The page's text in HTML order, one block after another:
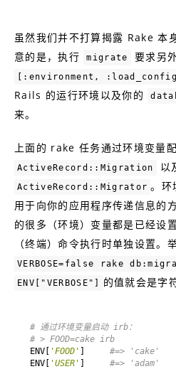
虽然我们并不打算揭露 Rake 本
意的是，执行
migrate 要求另
[:environment,
Rails 的运行环境以及你的
来。
上面的 rake 任务通过环境变量
ActiveRecord::Migration 以
ActiveRecord::Migrator 。环
用于向你的应用程序传递信息的
的很多（环境）变量都是已经设
（终端）命令执行时单独设置。
VERBOSE=false rake
ENV["VERBOSE"] 的值就会是字
# 通过环境变量启动 irb：
# > FOOD=cake irb
ENV[ 'FOOD' ] #=> 'cake'
ENV[ 'USER' ] #=> 'adam'